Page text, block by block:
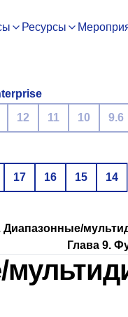
Ресурсы
12 11 10 9.6
17 16 15 14
Диапазонные/
Глава 9.